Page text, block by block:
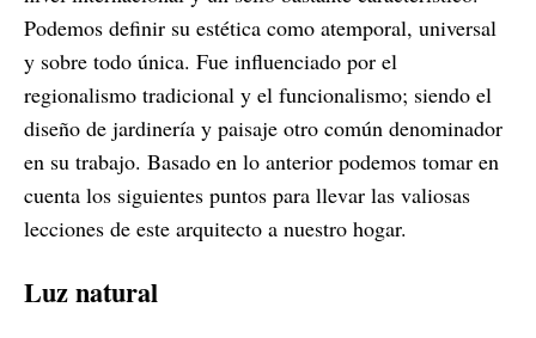
Podemos definir su estética como atemporal, universal
y sobre todo única. Fue influenciado por el
regionalismo tradicional y el funcionalismo; siendo el
diseño de jardinería y paisaje otro común denominador
en su trabajo. Basado en lo anterior podemos tomar en
cuenta los siguientes puntos para llevar las valiosas
lecciones de este arquitecto a nuestro hogar.
Luz natural